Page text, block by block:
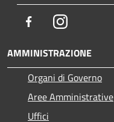
FacebookInstagram
AMMINISTRAZIONE
Organi di Governo
Aree Amministrative
Uffici